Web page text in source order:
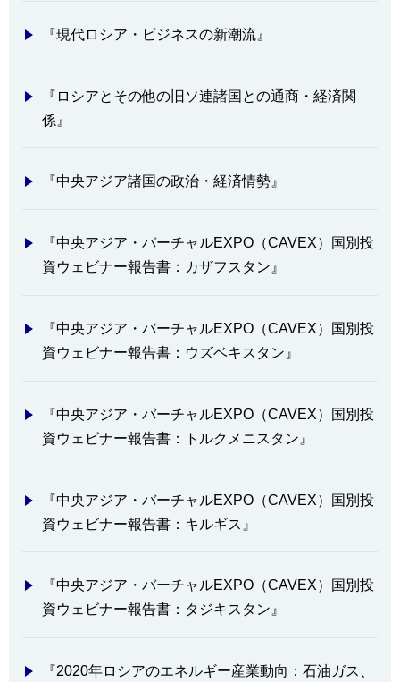
『現代ロシア・ビジネスの新潮流』
『ロシアとその他の旧ソ連諸国との通商・経済関
係』
『中央アジア諸国の政治・経済情勢』
『中央アジア・バーチャルEXPO（CAVEX）国別投
資ウェビナー報告書：カザフスタン』
『中央アジア・バーチャルEXPO（CAVEX）国別投
資ウェビナー報告書：ウズベキスタン』
『中央アジア・バーチャルEXPO（CAVEX）国別投
資ウェビナー報告書：トルクメニスタン』
『中央アジア・バーチャルEXPO（CAVEX）国別投
資ウェビナー報告書：キルギス』
『中央アジア・バーチャルEXPO（CAVEX）国別投
資ウェビナー報告書：タジキスタン』
『2020年ロシアのエネルギー産業動向：石油ガス、